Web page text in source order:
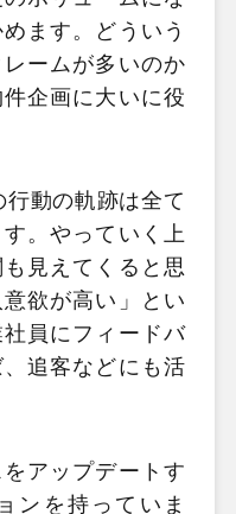
ます。どういう
ームが多いのか
企画に大いに役
動の軌跡は全て
。やっていく上
見えてくると思
欲が高い」とい
員にフィードバ
追客などにも活
アップデートす
ンを持っていま